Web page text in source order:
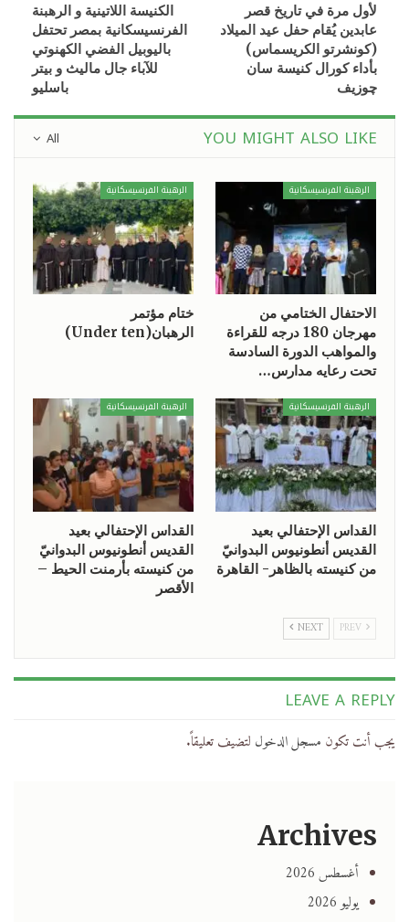
لأول مرة في تاريخ قصر
عابدين يُقام حفل عيد الميلاد
(كونشرتو الكريسماس)
بأداء كورال كنيسة سان
چوزيف
الكنيسة اللاتينية و الرهبنة
الفرنسيسكانية بمصر تحتفل
باليوبيل الفضي الكهنوتي
للآباء جال ماليث و بيتر
باسليو
All YOU MIGHT ALSO LIKE
الرهبنة الفرنسيسكانية
الاحتفال الختامي من
مهرجان 180 درجه للقراءة
والمواهب الدورة السادسة
تحت رعايه مدارس…
الرهبنة الفرنسيسكانية
ختام مؤتمر
الرهبان(Under ten)
الرهبنة الفرنسيسكانية
القداس الإحتفالي بعيد
القديس أنطونيوس البدوانيّ
من كنيسته بالظاهر- القاهرة
الرهبنة الفرنسيسكانية
القداس الإحتفالي بعيد
القديس أنطونيوس البدوانيّ
من كنيسته بأرمنت الحيط –
الأقصر
NEXT
LEAVE A REPLY
يجب أنت تكون مسجل الدخول لتضيف تعليقاً.
Archives
أغسطس 2026
يوليو 2026